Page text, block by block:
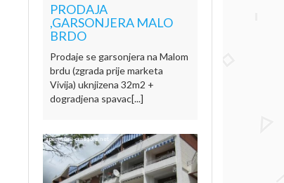
PRODAJA
,GARSONJERA MALO
BRDO
Prodaje se garsonjera na Malom
brdu (zgrada prije marketa
Vivija) uknjizena 32m2 +
dogradjena spavac[...]